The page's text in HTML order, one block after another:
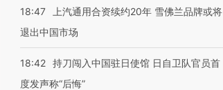
18:47
上汽通用合资续约20年 雪佛兰品牌或将
退出中国市场
18:42 持刀闯入中国驻日使馆 日自卫队官员首
度发声称“后悔”